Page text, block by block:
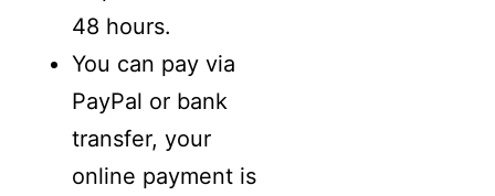
48 hours.
You can pay via
PayPal or bank
transfer, your
online payment is